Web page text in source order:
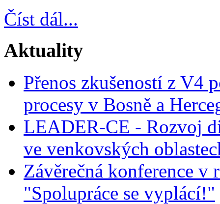
Číst dál...
Aktuality
Přenos zkušeností z V4
procesy v Bosně a
LEADER-CE - Rozvoj
ve venkovských
Závěrečná konference v
"Spolupráce se vyplácí!"